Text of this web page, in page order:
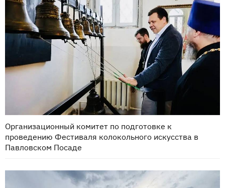
Организационный комитет по подготовке к
проведению Фестиваля колокольного искусства в
Павловском Посаде